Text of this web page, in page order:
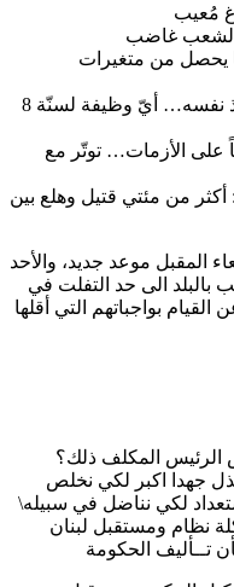
مُعيب
الشعب غاضب
يحصل من متغيرات
عبد الرحيم مراد خسر وسعد أنقذ نفسه… أيّ وظيفة لسنّة 8
الأزمات… توتّر مع
أكثر من مئتي قتيل وهلع بين
المقبل موعد جديد، والأحد
بالبلد الى حد التفلت في
بواجباتهم التي أقلها
الرئيس المكلف ذلك؟
جهدا اكبر لكي نخلص
لكي نناضل في سبيله\
نظام ومستقبل لبنان
تــأليف الحكومة